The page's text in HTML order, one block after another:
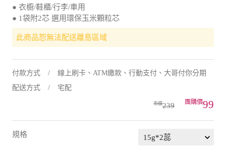
● 衣櫥/鞋櫃/行李/車用
● 1袋附2芯 選用環保玉米顆粒芯
此商品恕無法配送離島區域
付款方式
線上刷卡、ATM繳款、行動支付、大哥付你分期
配送方式
宅配
239 99
規格